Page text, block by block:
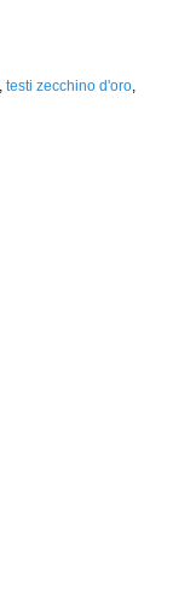
testi zecchino d'oro